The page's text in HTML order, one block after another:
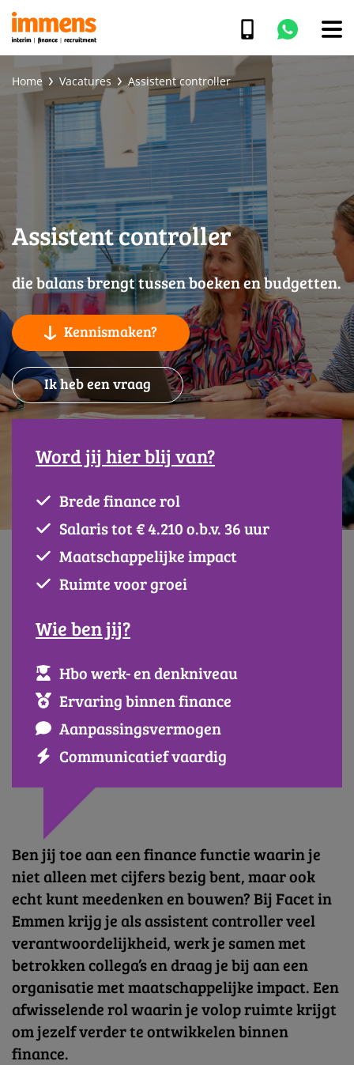
Home Vacatures Assistent controller
Assistent controller
die balans brengt tussen boeken en budgetten.
Kennismaken?
Ik heb een vraag
Word jij hier blij van?
Brede finance rol
Salaris tot € 4.210 o.b.v. 36 uur
Maatschappelijke impact
Ruimte voor groei
Wie ben jij?
Hbo werk- en denkniveau
Ervaring binnen finance
Aanpassingsvermogen
Communicatief vaardig
Ben jij toe aan een finance functie waarin je
niet alleen met cijfers bezig bent, maar ook
echt kunt meedenken en bouwen? Bij Facet in
Emmen krijg je als assistent controller veel
verantwoordelijkheid, werk je samen met
betrokken collega’s en draag je bij aan een
organisatie met maatschappelijke impact. Een
afwisselende rol waarin je volop ruimte krijgt
om jezelf verder te ontwikkelen binnen
finance.